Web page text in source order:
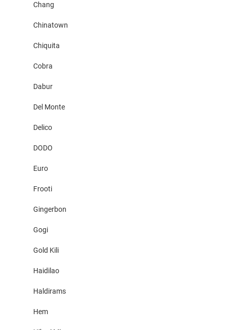
Chang
Chinatown
Chiquita
Cobra
Dabur
Del Monte
Delico
DODO
Euro
Frooti
Gingerbon
Gogi
Gold Kili
Haidilao
Haldirams
Hem